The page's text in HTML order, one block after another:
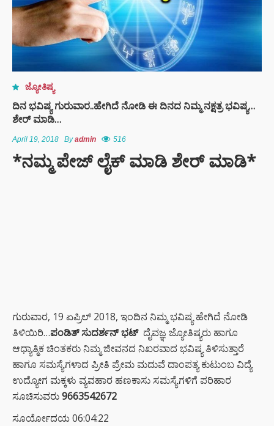
ಜ್ಯೋತಿಷ್ಯ
ದಿನ ಭವಿಷ್ಯ ಗುರುವಾರ..ಹೇಗಿದೆ ನೋಡಿ ಈ ದಿನದ ನಿಮ್ಮ ನಕ್ಷತ್ರ ಭವಿಷ್ಯ…
ಶೇರ್ ಮಾಡಿ…
April 19, 2018 Byadmin 516
*ನಮ್ಮ ಪೇಜ್ ಲೈಕ್ ಮಾಡಿ ಶೇರ್ ಮಾಡಿ*
ಗುರುವಾರ, 19 ಏಪ್ರಿಲ್ 2018, ಇಂದಿನ ನಿಮ್ಮ ಭವಿಷ್ಯ ಹೇಗಿದೆ ನೋಡಿ
ತಿಳಿಯಿರಿ…ಪಂಡಿತ್ ಸುದರ್ಶನ್ ಭಟ್ದೈವಜ್ಞ ಜ್ಯೋತಿಷ್ಯರು ಹಾಗೂ
ಆಧ್ಯಾತ್ಮಿಕ ಚಿಂತಕರು ನಿಮ್ಮ ಜೀವನದ ನಿಖರವಾದ ಭವಿಷ್ಯ ತಿಳಿಸುತ್ತಾರೆ
ಹಾಗೂ ಸಮಸ್ಯೆಗಳಾದ ಪ್ರೀತಿ ಪ್ರೇಮ ಮದುವೆ ದಾಂಪತ್ಯ ಕುಟುಂಬ ವಿದ್ಯೆ
ಉದ್ಯೋಗ ಮಕ್ಕಳು ವ್ಯವಹಾರ ಹಣಕಾಸು ಸಮಸ್ಯೆಗಳಿಗೆ ಪರಿಹಾರ
ಸೂಚಿಸುವರು9663542672
ಸೂರ್ಯೋದಯ 06:04:22